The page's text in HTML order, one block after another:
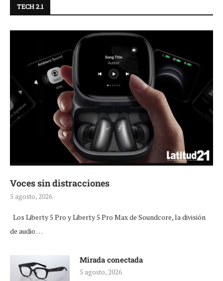
TECH 2.1
Voces sin distracciones
5 agosto, 2026
Los Liberty 5 Pro y Liberty 5 Pro Max de Soundcore, la división
de audio …
Mirada conectada
5 agosto, 2026